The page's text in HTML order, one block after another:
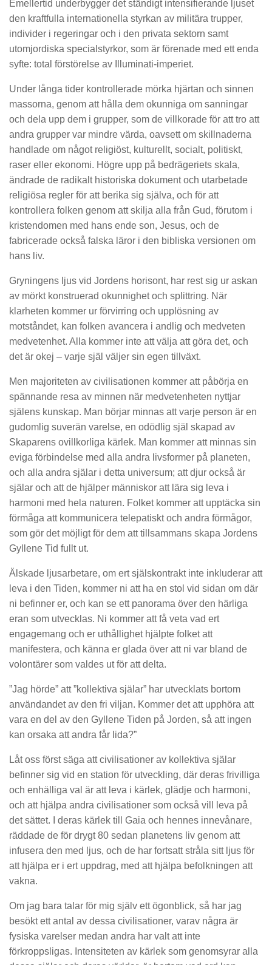
Emellertid underbygger det ständigt intensifierande ljuset
den kraftfulla internationella styrkan av militära trupper,
individer i regeringar och i den privata sektorn samt
utomjordiska specialstyrkor, som är förenade med ett enda
syfte: total förstörelse av Illuminati-imperiet.
Under långa tider kontrollerade mörka hjärtan och sinnen
massorna, genom att hålla dem okunniga om sanningar
och dela upp dem i grupper, som de villkorade för att tro att
andra grupper var mindre värda, oavsett om skillnaderna
handlade om något religiöst, kulturellt, socialt, politiskt,
raser eller ekonomi. Högre upp på bedrägeriets skala,
ändrade de radikalt historiska dokument och utarbetade
religiösa regler för att berika sig själva, och för att
kontrollera folken genom att skilja alla från Gud, förutom i
kristendomen med hans ende son, Jesus, och de
fabricerade också falska läror i den bibliska versionen om
hans liv.
Gryningens ljus vid Jordens horisont, har rest sig ur askan
av mörkt konstruerad okunnighet och splittring. När
klarheten kommer ur förvirring och upplösning av
motståndet, kan folken avancera i andlig och medveten
medvetenhet. Alla kommer inte att välja att göra det, och
det är okej – varje själ väljer sin egen tillväxt.
Men majoriteten av civilisationen kommer att påbörja en
spännande resa av minnen när medvetenheten nyttjar
själens kunskap. Man börjar minnas att varje person är en
gudomlig suverän varelse, en odödlig själ skapad av
Skaparens ovillkorliga kärlek. Man kommer att minnas sin
eviga förbindelse med alla andra livsformer på planeten,
och alla andra själar i detta universum; att djur också är
själar och att de hjälper människor att lära sig leva i
harmoni med hela naturen. Folket kommer att upptäcka sin
förmåga att kommunicera telepatiskt och andra förmågor,
som gör det möjligt för dem att tillsammans skapa Jordens
Gyllene Tid fullt ut.
Älskade ljusarbetare, om ert själskontrakt inte inkluderar att
leva i den Tiden, kommer ni att ha en stol vid sidan om där
ni befinner er, och kan se ett panorama över den härliga
eran som utvecklas. Ni kommer att få veta vad ert
engagemang och er uthållighet hjälpte folket att
manifestera, och känna er glada över att ni var bland de
volontärer som valdes ut för att delta.
”Jag hörde” att ”kollektiva själar” har utvecklats bortom
användandet av den fri viljan. Kommer det att upphöra att
vara en del av den Gyllene Tiden på Jorden, så att ingen
kan orsaka att andra får lida?”
Låt oss först säga att civilisationer av kollektiva själar
befinner sig vid en station för utveckling, där deras frivilliga
och enhälliga val är att leva i kärlek, glädje och harmoni,
och att hjälpa andra civilisationer som också vill leva på
det sättet. I deras kärlek till Gaia och hennes innevånare,
räddade de för drygt 80 sedan planetens liv genom att
infusera den med ljus, och de har fortsatt stråla sitt ljus för
att hjälpa er i ert uppdrag, med att hjälpa befolkningen att
vakna.
Om jag bara talar för mig själv ett ögonblick, så har jag
besökt ett antal av dessa civilisationer, varav några är
fysiska varelser medan andra har valt att inte
förkroppsligas. Intensiteten av kärlek som genomsyrar alla